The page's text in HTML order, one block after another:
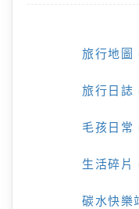
旅行地圖
旅行日誌
毛孩日常
生活碎片
碳水快樂